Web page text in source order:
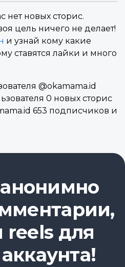
нет новых сторис.
цель ничего не делает!
и узнай кому какие
ставятся лайки и много
@okamama.id
0 новых сторис
653 подписчиков и
reels для